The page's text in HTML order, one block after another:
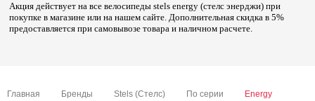
Акция действует на все велосипеды stels energy (стелс энерджи) при
покупке в магазине или на нашем сайте. Дополнительная скидка в 5%
предоставляется при самовывозе товара и наличном расчете.
Главная Бренды Stels (Стелс) По серии Energy